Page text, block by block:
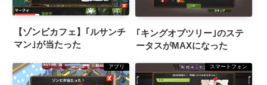
【ゾンビカフェ】｢ルサンチ
マン｣が当たった
｢キングオブツリー｣のステ
ータスがMAXになった
アプリ スマートフォン